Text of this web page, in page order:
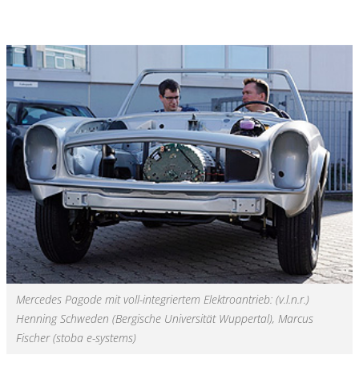
Mercedes Pagode mit voll-integriertem Elektroantrieb: (v.l.n.r.)
Henning Schweden (Bergische Universität Wuppertal), Marcus
Fischer (stoba e-systems)